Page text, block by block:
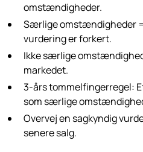
omstændigheder.
Særlige omstændigheder
vurdering er forkert.
Ikke særlige
markedet.
3-års tommelfingerregel:
som særlige
Overvej en sagkyndig
senere salg.